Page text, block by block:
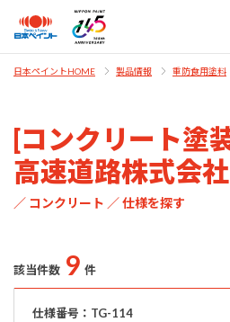
日本ペイントHOME 製品情報 重防食用塗料
[コンクリート塗
高速道路株式会
／ コンクリート ／ 仕様を探す
該当件数 9 件
仕様番号：TG-114